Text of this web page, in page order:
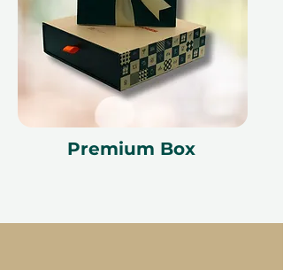
предварительное бронирование,
которое подлежит наличию;
бронирование на тот же день не
может быть обработано из-за
политики наших партнеров.
Отмена бронирования может
сделать сертификат
недействительным. Условия
Premium Box